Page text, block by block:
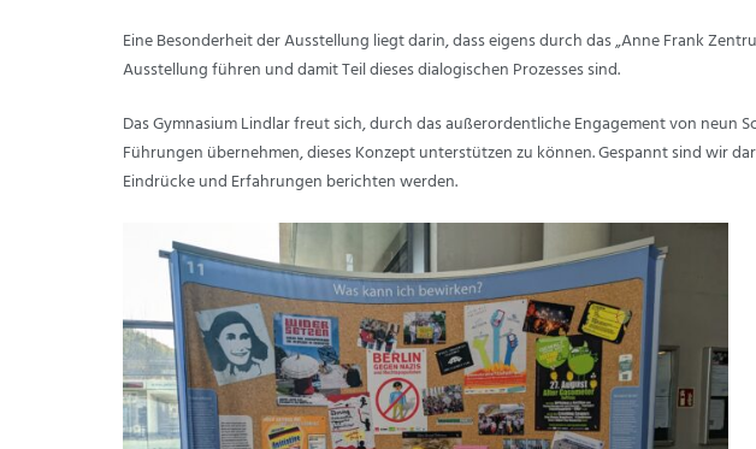
Eine Besonderheit der Ausstellung liegt darin, dass eigens durch das „Anne Frank
Ausstellung führen und damit Teil dieses dialogischen Prozesses sind.
Das Gymnasium Lindlar freut sich, durch das außerordentliche Engagement von neun
Führungen übernehmen, dieses Konzept unterstützen zu können. Gespannt sind wir
Eindrücke und Erfahrungen berichten werden.